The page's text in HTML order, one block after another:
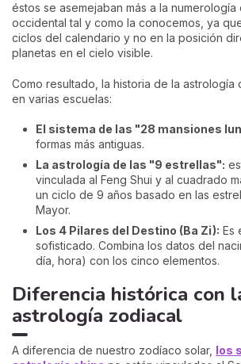
éstos se asemejaban más a la numerología
occidental tal y como la conocemos, ya
ciclos del calendario y no en la posición
planetas en el cielo visible.
Como resultado, la historia de la astrología
en varias escuelas:
El sistema de las "28 mansiones
formas más antiguas.
La astrología de las "9 estrellas":
vinculada al Feng Shui y al cuadrado
un ciclo de 9 años basado en las
Mayor.
Los 4 Pilares del Destino (Ba Zi): Es
sofisticado. Combina los datos del
día, hora) con los cinco elementos.
Diferencia histórica con
astrología zodiacal
A diferencia de nuestro zodíaco solar, los